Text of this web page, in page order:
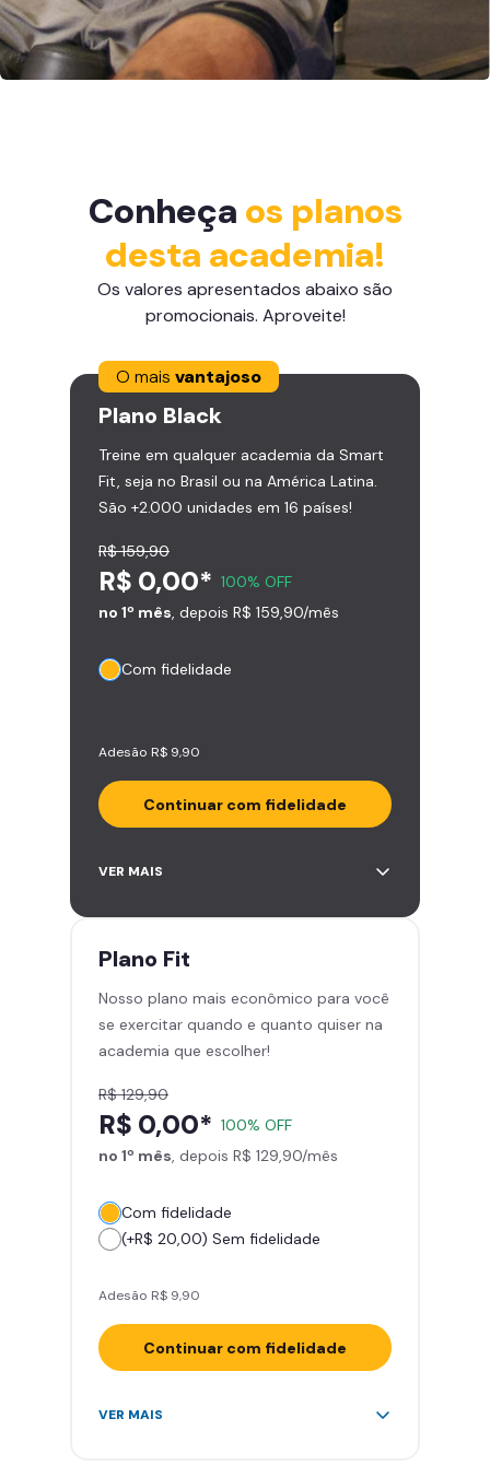
Conheça os planos
desta academia!
Os valores apresentados abaixo são
promocionais. Aproveite!
O mais vantajoso
Plano Black
Treine em qualquer academia da Smart
Fit, seja no Brasil ou na América Latina.
São +2.000 unidades em 16 países!
R$ 159,90
R$ 0,00* 100% OFF
no 1º mês, depois R$ 159,90/mês
Com fidelidade
Adesão R$ 9,90
Continuar com fidelidade
Acesso ilimitado a +2.000
Leve 5 amigos por mês para
Cadeira de massagem
Skeelo App (Audiobook)*
Área de musculação e aeróbicos
Smart Fit App
VER MAIS
Plano Fit
Nosso plano mais econômico para você
se exercitar quando e quanto quiser na
academia que escolher!
R$ 129,90
R$ 0,00* 100% OFF
no 1º mês, depois R$ 129,90/mês
Com fidelidade
(+R$ 20,00) Sem fidelidade
Adesão R$ 9,90
Continuar com fidelidade
Acesso ilimitado a +2.000
VER MAIS